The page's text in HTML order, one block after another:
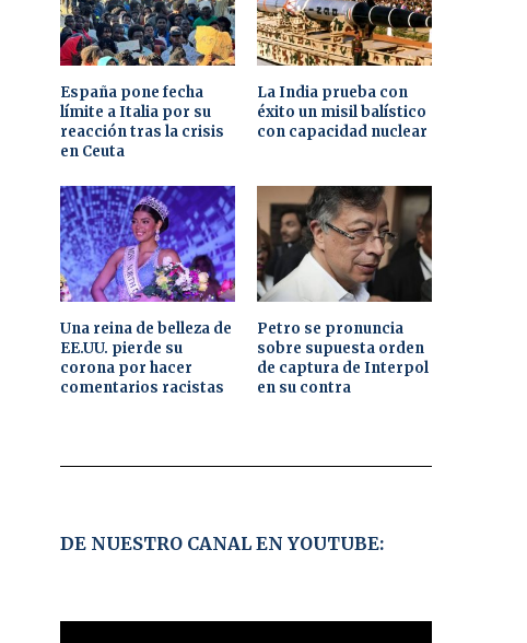
España pone fecha
límite a Italia por su
reacción tras la crisis
en Ceuta
La India prueba con
éxito un misil balístico
con capacidad nuclear
Una reina de belleza de
EE.UU. pierde su
corona por hacer
comentarios racistas
Petro se pronuncia
sobre supuesta orden
de captura de Interpol
en su contra
DE NUESTRO CANAL EN YOUTUBE: